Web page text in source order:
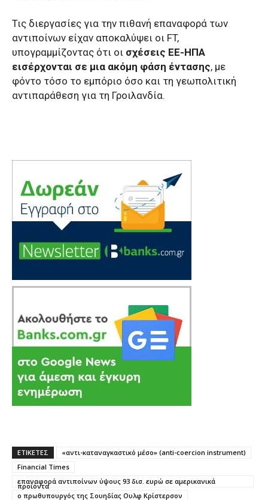
Τις διεργασίες για την πιθανή επαναφορά των
αντιποίνων είχαν αποκαλύψει οι FT,
υπογραμμίζοντας ότι οι σχέσεις ΕΕ-ΗΠΑ
εισέρχονται σε μια ακόμη φάση έντασης, με
φόντο τόσο το εμπόριο όσο και τη γεωπολιτική
αντιπαράθεση για τη Γροιλανδία.
ΕΤΙΚΕΤΕΣ
«αντι-καταναγκαστικό μέσο» (anti-coercion instrument)
Financial Times
επαναφορά αντιποίνων ύψους 93 δισ. ευρώ σε αμερικανικά
προϊόντα
ο πρωθυπουργός της Σουηδίας Ουλφ Κρίστερσον